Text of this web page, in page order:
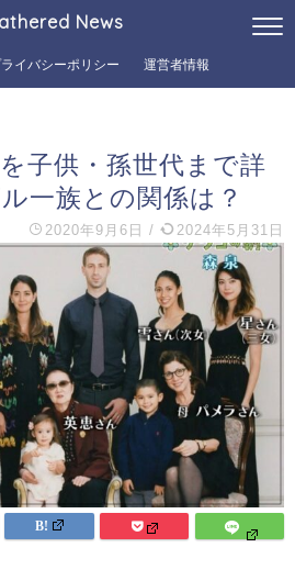
News
イバシーポリシー 運営者情報
子供・孫世代まで詳
一族との関係は？
2020年9月6日 / 2024年5月31日